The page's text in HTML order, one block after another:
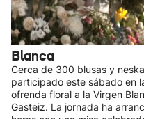
Vitoria-Gasteiz
de los blusas y
dentro de las fiestas
Blanca
Cerca de 300 blusas y
participado este sábado en
ofrenda floral a la Virgen
Gasteiz. La jornada ha